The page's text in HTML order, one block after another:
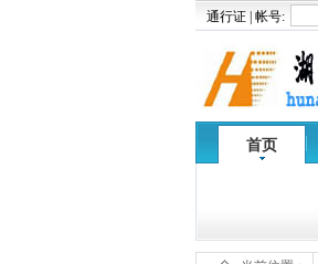
通行证 | 帐号:
首页